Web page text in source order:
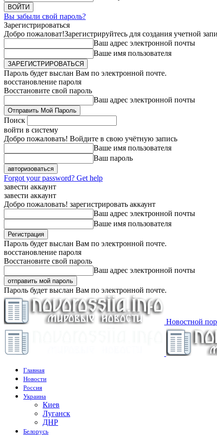
Вы забыли свой пароль?
Зарегистрироваться
Добро пожаловат!Зарегистрируйтесь для создания учетной
Ваш адрес электронной почты
Ваше имя пользователя
Пароль будет выслан Вам по электронной почте.
восстановление пароля
Восстановите свой пароль
Ваш адрес электронной почты
Поиск
войти в систему
Добро пожаловать! Войдите в свою учётную запись
Ваше имя пользователя
Ваш пароль
Forgot your password? Get help
завести аккаунт
завести аккаунт
Добро пожаловать! зарегистрировать аккаунт
Ваш адрес электронной почты
Ваше имя пользователя
Пароль будет выслан Вам по электронной почте.
восстановление пароля
Восстановите свой пароль
Ваш адрес электронной почты
Пароль будет выслан Вам по электронной почте.
Новостной
Главная
Новости
Россия
Украина
Киев
Луганск
ДНР
Белорусь